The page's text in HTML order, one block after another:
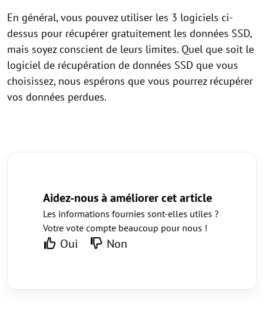
En général, vous pouvez utiliser les 3 logiciels ci-
dessus pour récupérer gratuitement les données SSD,
mais soyez conscient de leurs limites. Quel que soit le
logiciel de récupération de données SSD que vous
choisissez, nous espérons que vous pourrez récupérer
vos données perdues.
Aidez-nous à améliorer cet article
Les informations fournies sont-elles utiles ?
Votre vote compte beaucoup pour nous !
Oui Non